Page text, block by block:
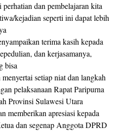
dan pembelajaran kita
kejadian seperti ini dapat lebih
terima kasih kepada
dan kerjasamanya,
bisa
setiap niat dan langkah
pelaksanaan Rapat Paripurna
Provinsi Sulawesi Utara
memberikan apresiasi kepada
dan segenap Anggota DPRD